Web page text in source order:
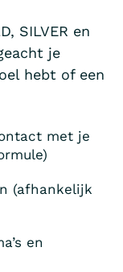
SILVER en
je
hebt of een
met je
(afhankelijk
en